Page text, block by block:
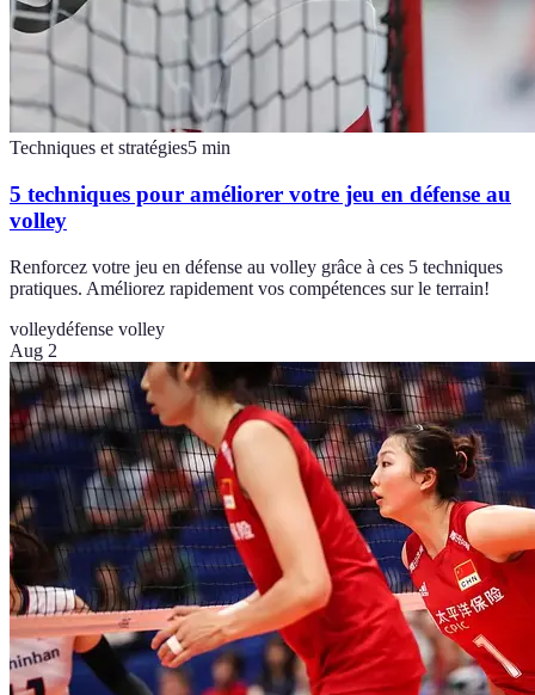
Techniques et stratégies5 min
5 techniques pour améliorer votre jeu en défense au
volley
Renforcez votre jeu en défense au volley grâce à ces 5 techniques
pratiques. Améliorez rapidement vos compétences sur le terrain!
volleydéfense volley
Aug 2